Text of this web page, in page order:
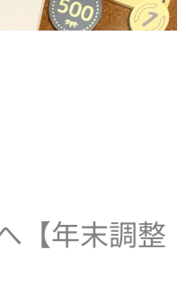
【年末調整